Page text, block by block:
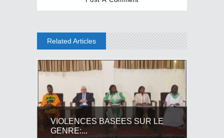
Related Articles
VIOLENCES BASEES SUR LE
GENRE:...